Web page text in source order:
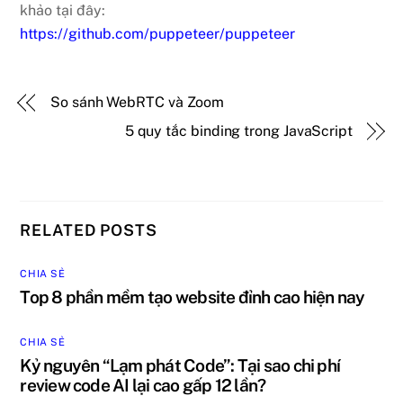
khảo tại đây:
https://github.com/puppeteer/puppeteer
So sánh WebRTC và Zoom
5 quy tắc binding trong JavaScript
RELATED POSTS
CHIA SẺ
Top 8 phần mềm tạo website đỉnh cao hiện nay
CHIA SẺ
Kỷ nguyên “Lạm phát Code”: Tại sao chi phí
review code AI lại cao gấp 12 lần?